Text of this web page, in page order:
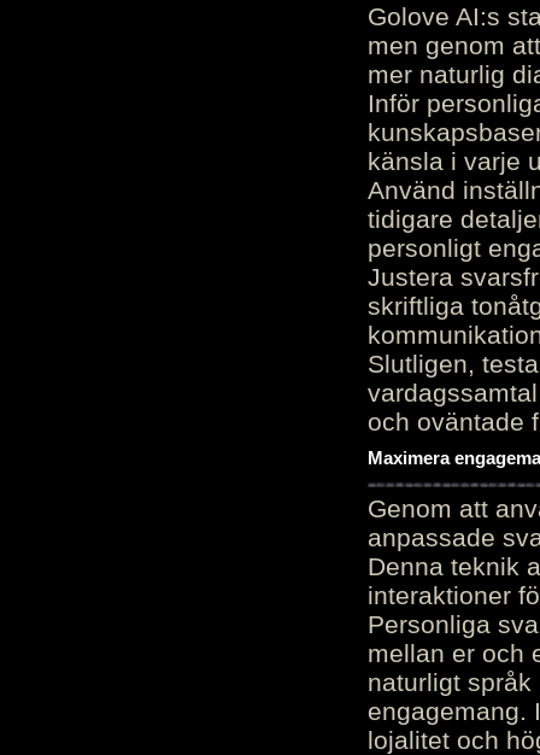
Golove AI:s
men genom
mer naturlig
Inför
känsla i varje
Använd
tidigare
personligt
Justera
skriftliga
Slutligen,
och oväntade
Maximera
Genom att
anpassade
Denna teknik
interaktioner
Personliga
mellan er och
naturligt
engagemang.
lojalitet och